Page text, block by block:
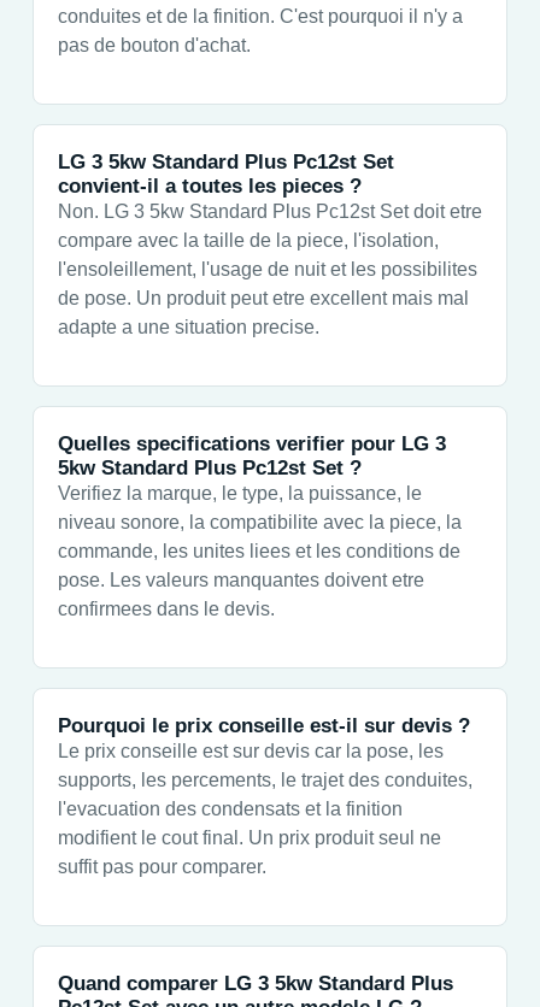
conduites et de la finition. C'est pourquoi il n'y a
pas de bouton d'achat.
LG 3 5kw Standard Plus Pc12st Set
convient-il a toutes les pieces ?
Non. LG 3 5kw Standard Plus Pc12st Set doit etre
compare avec la taille de la piece, l'isolation,
l'ensoleillement, l'usage de nuit et les possibilites
de pose. Un produit peut etre excellent mais mal
adapte a une situation precise.
Quelles specifications verifier pour LG 3
5kw Standard Plus Pc12st Set ?
Verifiez la marque, le type, la puissance, le
niveau sonore, la compatibilite avec la piece, la
commande, les unites liees et les conditions de
pose. Les valeurs manquantes doivent etre
confirmees dans le devis.
Pourquoi le prix conseille est-il sur devis ?
Le prix conseille est sur devis car la pose, les
supports, les percements, le trajet des conduites,
l'evacuation des condensats et la finition
modifient le cout final. Un prix produit seul ne
suffit pas pour comparer.
Quand comparer LG 3 5kw Standard Plus